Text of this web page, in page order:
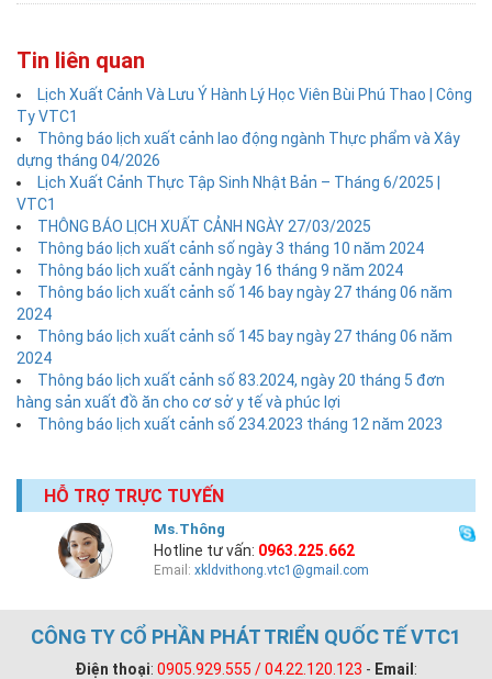
Tin liên quan
Lịch Xuất Cảnh Và Lưu Ý Hành Lý Học Viên Bùi Phú Thao | Công
Ty VTC1
Thông báo lịch xuất cảnh lao động ngành Thực phẩm và Xây
dựng tháng 04/2026
Lịch Xuất Cảnh Thực Tập Sinh Nhật Bản – Tháng 6/2025 |
VTC1
THÔNG BÁO LỊCH XUẤT CẢNH NGÀY 27/03/2025
Thông báo lịch xuất cảnh số ngày 3 tháng 10 năm 2024
Thông báo lịch xuất cảnh ngày 16 tháng 9 năm 2024
Thông báo lịch xuất cảnh số 146 bay ngày 27 tháng 06 năm
2024
Thông báo lịch xuất cảnh số 145 bay ngày 27 tháng 06 năm
2024
Thông báo lịch xuất cảnh số 83.2024, ngày 20 tháng 5 đơn
hàng sản xuất đồ ăn cho cơ sở y tế và phúc lợi
Thông báo lịch xuất cảnh số 234.2023 tháng 12 năm 2023
HỖ TRỢ TRỰC TUYẾN
Ms.Thông
Hotline tư vấn: 0963.225.662
Email:xkldvithong.vtc1@gmail.com
CÔNG TY CỔ PHẦN PHÁT TRIỂN QUỐC TẾ VTC1
Điện thoại: 0905.929.555 / 04.22.120.123 - Email :